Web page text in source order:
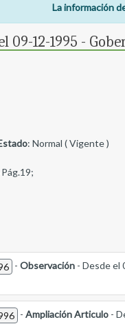
La información
12-1995 -
: Normal ( Vigente )
- Observación - Desde el
- Ampliación Articulo -